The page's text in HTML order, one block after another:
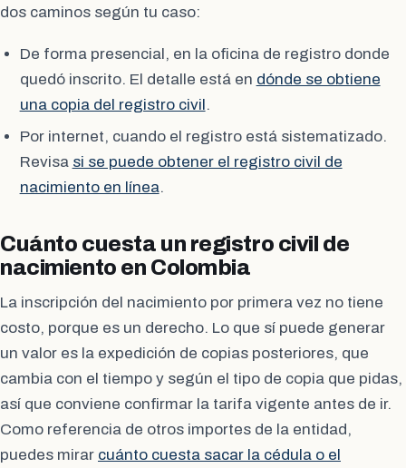
dos caminos según tu caso:
De forma presencial, en la oficina de registro donde
quedó inscrito. El detalle está en dónde se obtiene
una copia del registro civil .
Por internet, cuando el registro está sistematizado.
Revisa si se puede obtener el registro civil de
nacimiento en línea.
Cuánto cuesta un registro civil de
nacimiento en Colombia
La inscripción del nacimiento por primera vez no tiene
costo, porque es un derecho. Lo que sí puede generar
un valor es la expedición de copias posteriores, que
cambia con el tiempo y según el tipo de copia que pidas,
así que conviene confirmar la tarifa vigente antes de ir.
Como referencia de otros importes de la entidad,
puedes mirar cuánto cuesta sacar la cédula o el